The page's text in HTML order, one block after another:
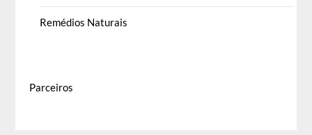
Remédios Naturais
Parceiros